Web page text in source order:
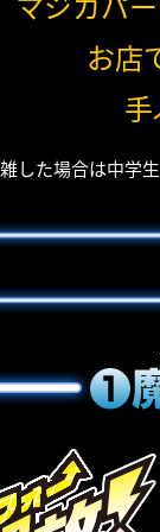
お店
した場合は中学